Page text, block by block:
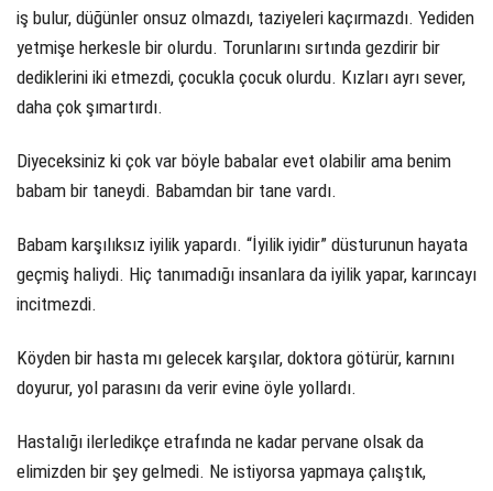
iş bulur, düğünler onsuz olmazdı, taziyeleri kaçırmazdı. Yediden
yetmişe herkesle bir olurdu. Torunlarını sırtında gezdirir bir
dediklerini iki etmezdi, çocukla çocuk olurdu. Kızları ayrı sever,
daha çok şımartırdı.
Diyeceksiniz ki çok var böyle babalar evet olabilir ama benim
babam bir taneydi. Babamdan bir tane vardı.
Babam karşılıksız iyilik yapardı. “İyilik iyidir” düsturunun hayata
geçmiş haliydi. Hiç tanımadığı insanlara da iyilik yapar, karıncayı
incitmezdi.
Köyden bir hasta mı gelecek karşılar, doktora götürür, karnını
doyurur, yol parasını da verir evine öyle yollardı.
Hastalığı ilerledikçe etrafında ne kadar pervane olsak da
elimizden bir şey gelmedi. Ne istiyorsa yapmaya çalıştık,